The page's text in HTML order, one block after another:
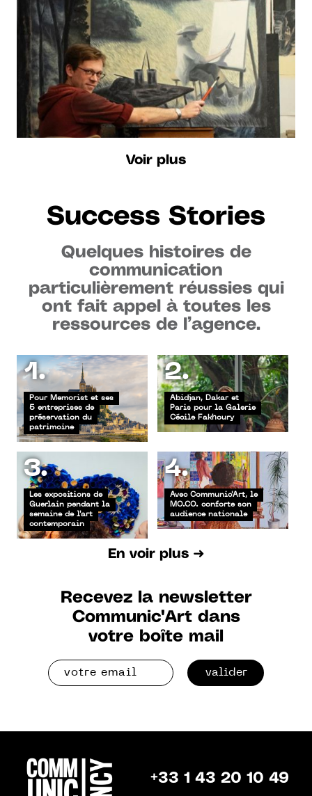
Voir plus
Success Stories
Quelques histoires de
communication
particulièrement réussies qui
ont fait appel à toutes les
ressources de l’agence.
1.
Pour Memorist et ses
5 entreprises de
préservation du
patrimoine
2.
Abidjan, Dakar et
Paris pour la Galerie
Cécile Fakhoury
3.
Les expositions de
Guerlain pendant la
semaine de l'art
contemporain
4.
Avec Communic'Art, le
MO.CO. conforte son
audience nationale
En voir plus ➜
Recevez la newsletter
Communic'Art dans
votre boîte mail
valider
+33 1 43 20 10 49